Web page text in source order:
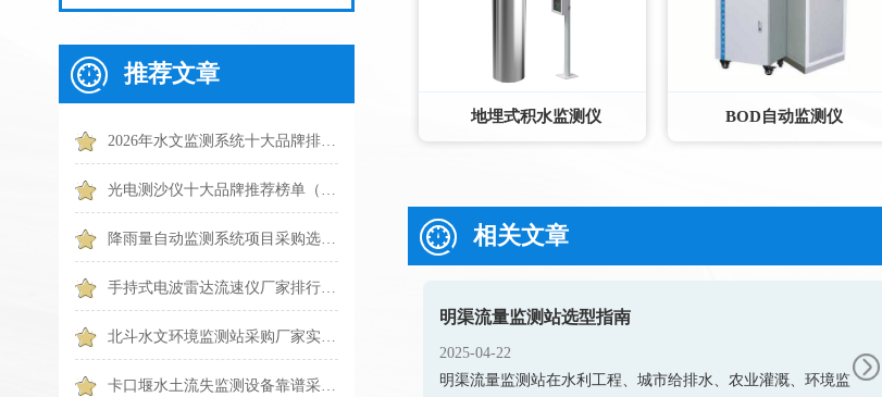
推荐文章
2026年水文监测系统十大品牌排行榜（TOP10 权威盘点）
光电测沙仪十大品牌推荐榜单（2026水体泥沙监测优选）
降雨量自动监测系统项目采购选哪一种？6个常见问题一篇搞懂
手持式电波雷达流速仪厂家排行TOP1出炉：触屏便携款专业设备
北斗水文环境监测站采购厂家实力排行｜2026靠谱品牌优选
卡口堰水土流失监测设备靠谱采购推荐：天蔚TW-KKY2
地埋式积水监测仪 BOD自动监测仪
相关文章
明渠流量监测站选型指南
2025-04-22
明渠流量监测站在水利工程、城市给排水、农业灌溉、环境监